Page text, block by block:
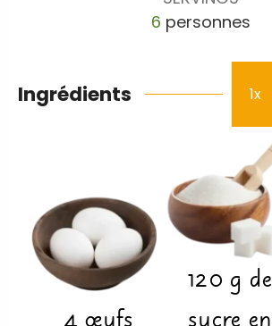
6 personnes
Ingrédients 1x
120 g de